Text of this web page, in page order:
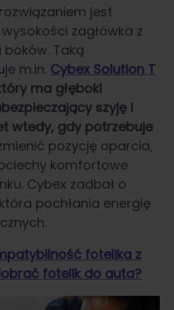
jest
zagłówka z
Taką
m.in. Cybex Solution T
ma głęboki
szyję i
wtedy, gdy potrzebuje
pozycję oparcia,
komfortowe
Cybex zadbał o
pochłania energię
fotelika z
fotelik do auta?